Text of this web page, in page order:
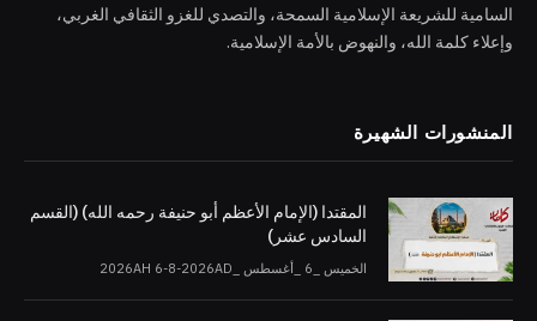
السامية للشريعة الإسلامية السمحة، والتصدي للغزو الثقافي الغربي،
وإعلاء كلمة الله، والنهوض بالأمة الإسلامية.
المنشورات الشهيرة
المقتدا (الإمام الأعظم أبو حنيفة رحمه الله) (القسم
السادس عشر)
الخميس _6 _أغسطس _2026AH 6-8-2026AD